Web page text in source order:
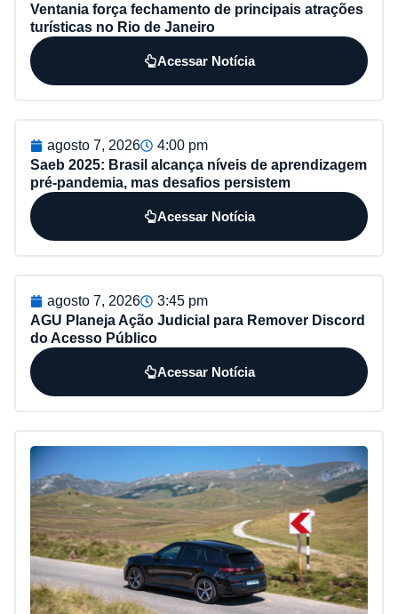
Ventania força fechamento de principais atrações
turísticas no Rio de Janeiro
Acessar Notícia
agosto 7, 2026
4:00 pm
Saeb 2025: Brasil alcança níveis de aprendizagem
pré-pandemia, mas desafios persistem
Acessar Notícia
agosto 7, 2026
3:45 pm
AGU Planeja Ação Judicial para Remover Discord
do Acesso Público
Acessar Notícia